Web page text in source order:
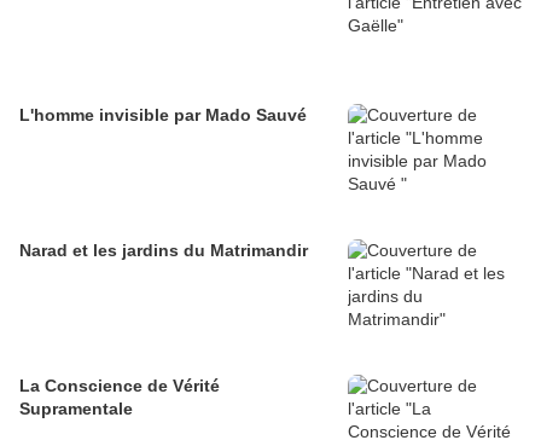
L'homme invisible par Mado Sauvé
Narad et les jardins du Matrimandir
La Conscience de Vérité
Supramentale